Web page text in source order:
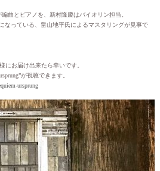
曲とピアノを、新村隆慶はバイオリン担当。
なっている、畠山地平氏によるマスタリングが見事で
にお届け出来たら幸いです。
が視聴できます。
ursprung